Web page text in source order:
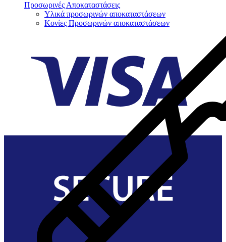
Προσωρινές Αποκαταστάσεις
Υλικά προσωρινών αποκαταστάσεων
Κονίες Προσωρινών αποκαταστάσεων